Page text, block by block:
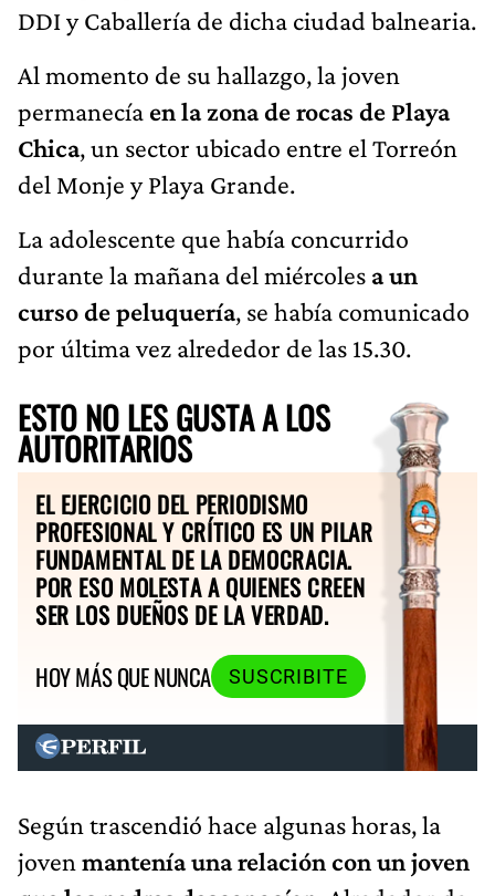
DDI y Caballería de dicha ciudad balnearia.
Al momento de su hallazgo, la joven
permanecía en la zona de rocas de Playa
Chica, un sector ubicado entre el Torreón
del Monje y Playa Grande.
La adolescente que había concurrido
durante la mañana del miércoles a un
curso de peluquería, se había comunicado
por última vez alrededor de las 15.30.
ESTO NO LES GUSTA A LOS
AUTORITARIOS
EL EJERCICIO DEL PERIODISMO
PROFESIONAL Y CRÍTICO ES UN PILAR
FUNDAMENTAL DE LA DEMOCRACIA.
POR ESO MOLESTA A QUIENES CREEN
SER LOS DUEÑOS DE LA VERDAD.
HOY MÁS QUE NUNCA
SUSCRIBITE
Según trascendió hace algunas horas, la
joven mantenía una relación con un joven